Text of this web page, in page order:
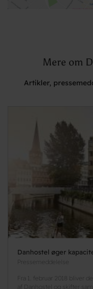
Mere om
Artikler,
Danhostel øger
Pressemeddelelse
Fra 1. februar 2018 bliver
af Danhostel og skifter